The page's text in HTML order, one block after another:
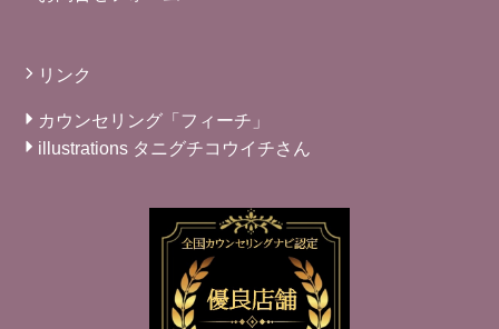
リンク
カウンセリング「フィーチ」
illustrations タニグチコウイチさん